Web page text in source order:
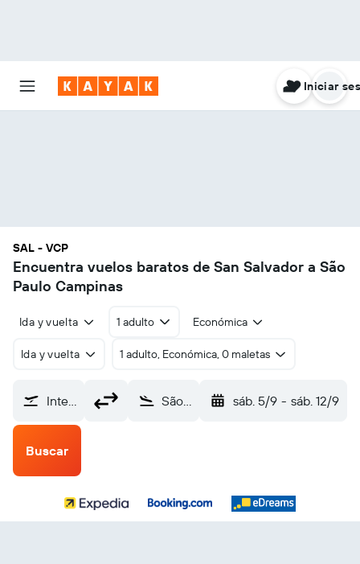
Iniciar
SAL - VCP
Encuentra vuelos baratos de San Salvador a São
Paulo Campinas
Ida y vuelta 1 adulto Económica
Ida y vuelta 1 adulto, Económica, 0 maletas
Internacional de El Salvador (SAL) São Paulo Campinas (VCP) sáb. 5/9 - sáb. 12/9
Buscar